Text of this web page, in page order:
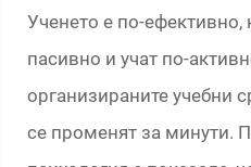
Ученето е по-ефективно,
пасивно и учат по-
организираните учебни
се променят за минути.